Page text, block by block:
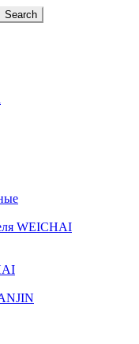
Search
WEICHAI